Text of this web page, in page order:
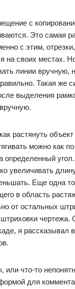
с
Это самая
с этим,
на своих местах.
линии вручную,
Такая же
выделения
растянуть
можно как
определенный
увеличивать
Еще одна
в область
от остальных
чертежа.
я рассказывал
или что-то
для